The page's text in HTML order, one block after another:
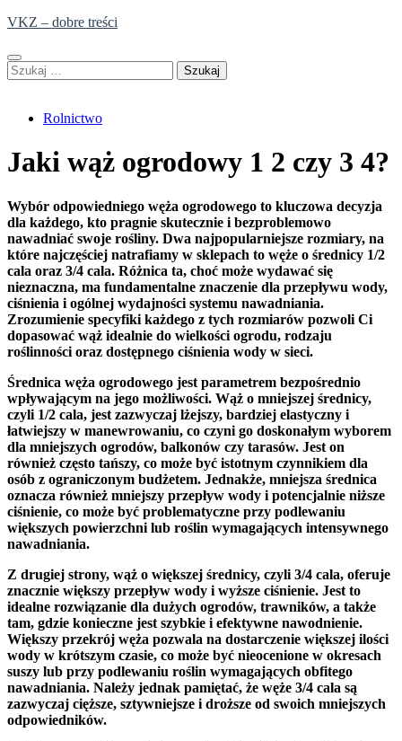
Skip
content
VKZ – dobre treści
Szukaj:
Rolnictwo
Jaki wąż ogrodowy 1 2 czy 3 4?
Wybór odpowiedniego węża ogrodowego to kluczowa decyzja
dla każdego, kto pragnie skutecznie i bezproblemowo
nawadniać swoje rośliny. Dwa najpopularniejsze rozmiary, na
które najczęściej natrafiamy w sklepach to węże o średnicy 1/2
cala oraz 3/4 cala. Różnica ta, choć może wydawać się
nieznaczna, ma fundamentalne znaczenie dla przepływu wody,
ciśnienia i ogólnej wydajności systemu nawadniania.
Zrozumienie specyfiki każdego z tych rozmiarów pozwoli Ci
dopasować wąż idealnie do wielkości ogrodu, rodzaju
roślinności oraz dostępnego ciśnienia wody w sieci.
Średnica węża ogrodowego jest parametrem bezpośrednio
wpływającym na jego możliwości. Wąż o mniejszej średnicy,
czyli 1/2 cala, jest zazwyczaj lżejszy, bardziej elastyczny i
łatwiejszy w manewrowaniu, co czyni go doskonałym wyborem
dla mniejszych ogrodów, balkonów czy tarasów. Jest on
również często tańszy, co może być istotnym czynnikiem dla
osób z ograniczonym budżetem. Jednakże, mniejsza średnica
oznacza również mniejszy przepływ wody i potencjalnie niższe
ciśnienie, co może być problematyczne przy podlewaniu
większych powierzchni lub roślin wymagających intensywnego
nawadniania.
Z drugiej strony, wąż o większej średnicy, czyli 3/4 cala, oferuje
znacznie większy przepływ wody i wyższe ciśnienie. Jest to
idealne rozwiązanie dla dużych ogrodów, trawników, a także
tam, gdzie konieczne jest szybkie i efektywne nawodnienie.
Większy przekrój węża pozwala na dostarczenie większej ilości
wody w krótszym czasie, co może być nieocenione w okresach
suszy lub przy podlewaniu roślin wymagających obfitego
nawadniania. Należy jednak pamiętać, że węże 3/4 cala są
zazwyczaj cięższe, sztywniejsze i droższe od swoich mniejszych
odpowiedników.